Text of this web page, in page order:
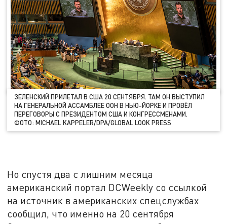
ЗЕЛЕНСКИЙ ПРИЛЕТАЛ В США 20 СЕНТЯБРЯ. ТАМ ОН ВЫСТУПИЛ
НА ГЕНЕРАЛЬНОЙ АССАМБЛЕЕ ООН В НЬЮ-ЙОРКЕ И ПРОВЁЛ
ПЕРЕГОВОРЫ С ПРЕЗИДЕНТОМ США И КОНГРЕССМЕНАМИ.
ФОТО: MICHAEL KAPPELER/DPA/GLOBAL LOOK PRESS
Но спустя два с лишним месяца
американский портал DCWeekly со ссылкой
на источник в американских спецслужбах
сообщил, что именно на 20 сентября